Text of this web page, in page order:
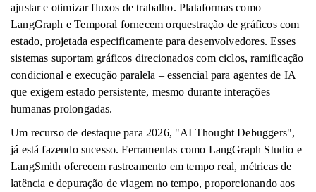
ajustar e otimizar fluxos de trabalho. Plataformas como
LangGraph e Temporal fornecem orquestração de gráficos com
estado, projetada especificamente para desenvolvedores. Esses
sistemas suportam gráficos direcionados com ciclos, ramificação
condicional e execução paralela – essencial para agentes de IA
que exigem estado persistente, mesmo durante interações
humanas prolongadas.
Um recurso de destaque para 2026, "AI Thought Debuggers",
já está fazendo sucesso. Ferramentas como LangGraph Studio e
LangSmith oferecem rastreamento em tempo real, métricas de
latência e depuração de viagem no tempo, proporcionando aos